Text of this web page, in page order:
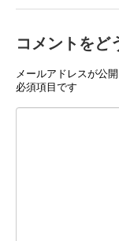
コメントをど
メールアドレスが公
必須項目です